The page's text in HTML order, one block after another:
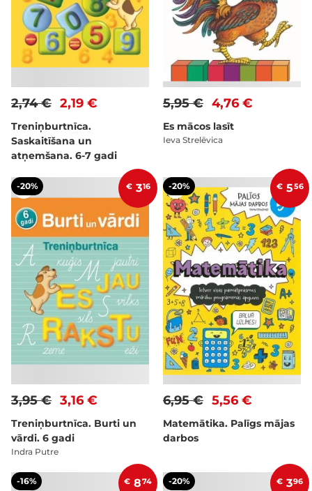
2,19 €
2,74 €
Treniņburtnīca.
Saskaitīšana un
atņemšana. 6-7 gadi
4,76 €
5,95 €
Es mācos lasīt
Ieva Strelēvica
-20% € 316
3,16 €
3,95 €
Treniņburtnīca. Burti un
vārdi. 6 gadi
Indra Putre
-20% € 556
5,56 €
6,95 €
Matemātika. Palīgs mājas
darbos
-16% € 874 -20% € 396